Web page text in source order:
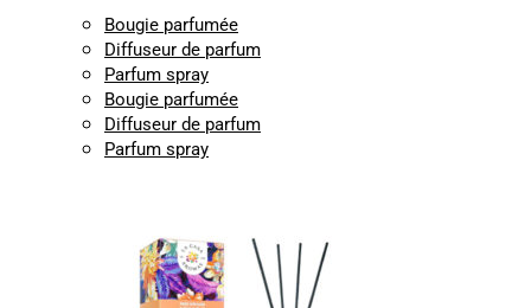
Bougie parfumée
Diffuseur de parfum
Parfum spray
Bougie parfumée
Diffuseur de parfum
Parfum spray